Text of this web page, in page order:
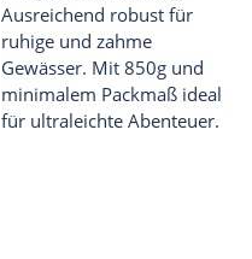
Ausreichend robust für
ruhige und zahme
Gewässer. Mit 850g und
minimalem Packmaß ideal
für ultraleichte Abenteuer.